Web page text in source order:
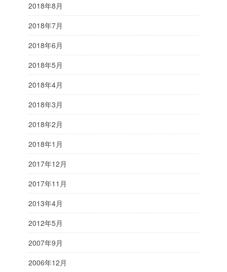
2018年8月
2018年7月
2018年6月
2018年5月
2018年4月
2018年3月
2018年2月
2018年1月
2017年12月
2017年11月
2013年4月
2012年5月
2007年9月
2006年12月